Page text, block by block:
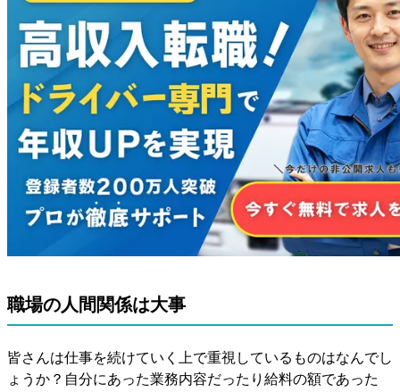
職場の人間関係は大事
皆さんは仕事を続けていく上で重視しているものはなんでし
ょうか？自分にあった業務内容だったり給料の額であった